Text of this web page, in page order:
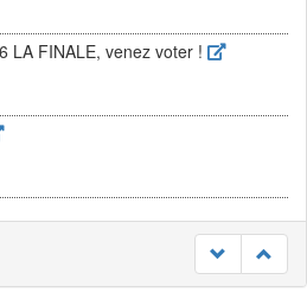
LA FINALE, venez voter !